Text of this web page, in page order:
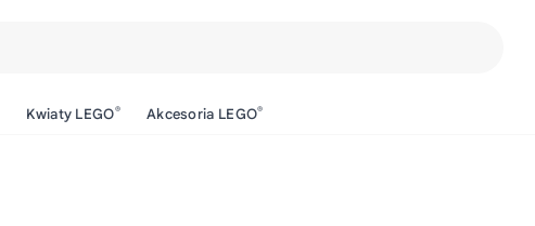
Kwiaty LEGO® Akcesoria LEGO®